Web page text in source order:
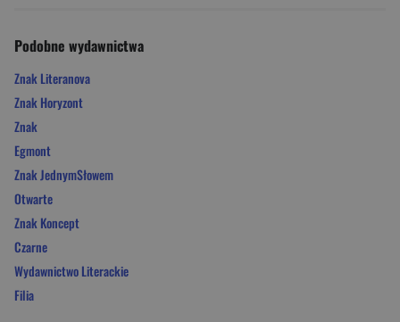
Podobne wydawnictwa
Znak Literanova
Znak Horyzont
Znak
Egmont
Znak JednymSłowem
Otwarte
Znak Koncept
Czarne
Wydawnictwo Literackie
Filia